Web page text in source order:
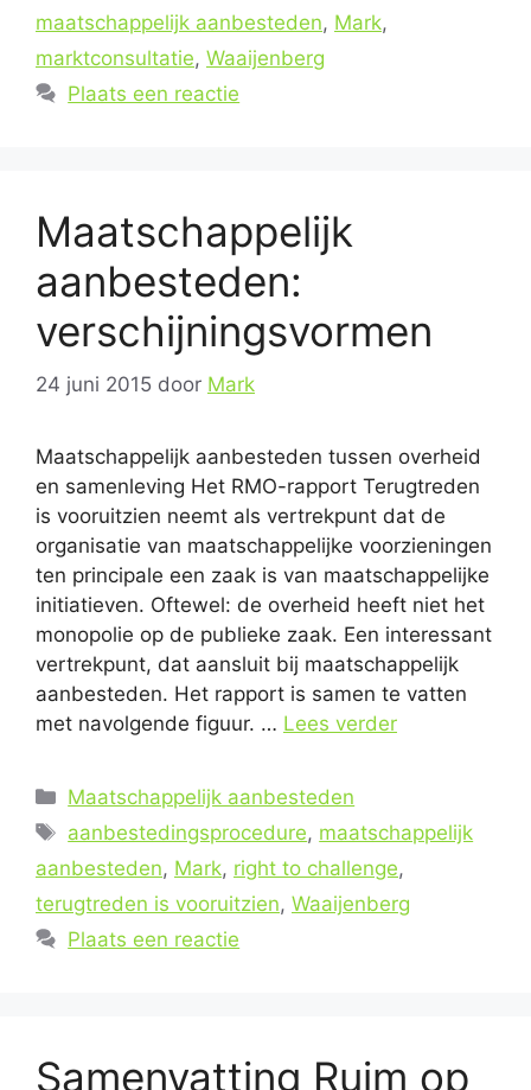
maatschappelijk aanbesteden, Mark,
marktconsultatie, Waaijenberg
Plaats een reactie
Maatschappelijk
aanbesteden:
verschijningsvormen
24 juni 2015 door Mark
Maatschappelijk aanbesteden tussen overheid
en samenleving Het RMO-rapport Terugtreden
is vooruitzien neemt als vertrekpunt dat de
organisatie van maatschappelijke voorzieningen
ten principale een zaak is van maatschappelijke
initiatieven. Oftewel: de overheid heeft niet het
monopolie op de publieke zaak. Een interessant
vertrekpunt, dat aansluit bij maatschappelijk
aanbesteden. Het rapport is samen te vatten
met navolgende figuur. … Lees verder
Categorieën
Maatschappelijk aanbesteden
Tags
aanbestedingsprocedure, maatschappelijk
aanbesteden, Mark, right to challenge,
terugtreden is vooruitzien, Waaijenberg
Plaats een reactie
Samenvatting Ruim op